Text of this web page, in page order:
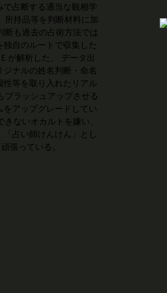
占断する適当な観相学
所持品等を判断材料に加
断も過去の占術方法では
自のルートで収集した
が解析した、 データ出
ナルの姓名判断・命名
等を取り入れたリアル
ブラッシュアップさせる
アップグレードしてい
ないオカルトを嫌い、
占い師けんけん」とし
張っている。